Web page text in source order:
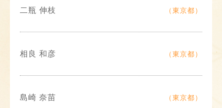
二瓶 伸枝 （東京都）
相良 和彦 （東京都）
島崎 奈苗 （東京都）